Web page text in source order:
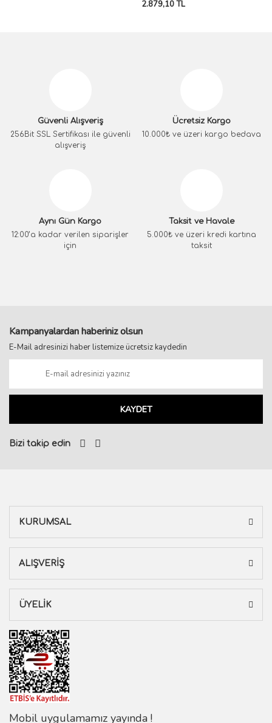
2.879,10 TL
Güvenli Alışveriş
256Bit SSL Sertifikası ile güvenli
alışveriş
Ücretsiz Kargo
10.000₺ ve üzeri kargo bedava
Aynı Gün Kargo
12:00’a kadar verilen siparişler
için
Taksit ve Havale
5.000₺ ve üzeri kredi kartına
taksit
Kampanyalardan haberiniz olsun
E-Mail adresinizi haber listemize ücretsiz kaydedin
KAYDET
Bizi takip edin
KURUMSAL
ALIŞVERİŞ
ÜYELİK
Mobil uygulamamız yayında !